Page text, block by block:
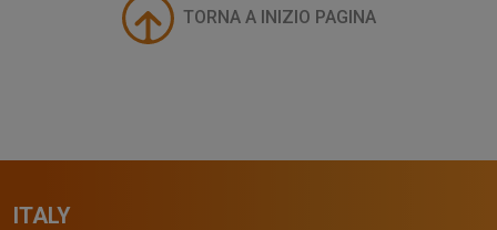
TORNA A INIZIO PAGINA
ITALY